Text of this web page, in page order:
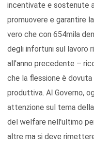
incentivate e sostenute
promuovere e garantire
vero che con 654mila
degli infortuni sul lavoro
all'anno precedente –
che la flessione è
produttiva. Al Governo,
attenzione sul tema
del welfare nell'ultimo
altre ma si deve